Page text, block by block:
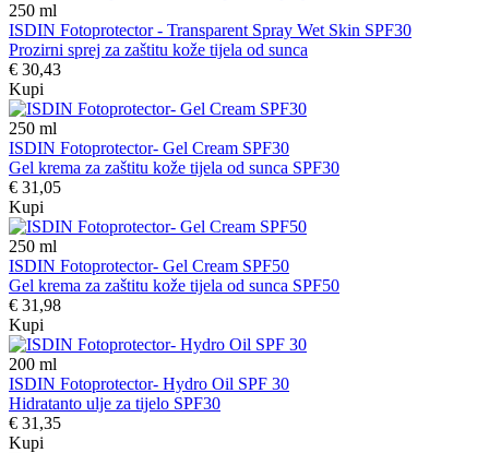
250 ml
ISDIN Fotoprotector - Transparent Spray Wet Skin SPF30
Prozirni sprej za zaštitu kože tijela od sunca
€ 30,43
Kupi
250 ml
ISDIN Fotoprotector- Gel Cream SPF30
Gel krema za zaštitu kože tijela od sunca SPF30
€ 31,05
Kupi
250 ml
ISDIN Fotoprotector- Gel Cream SPF50
Gel krema za zaštitu kože tijela od sunca SPF50
€ 31,98
Kupi
200 ml
ISDIN Fotoprotector- Hydro Oil SPF 30
Hidratanto ulje za tijelo SPF30
€ 31,35
Kupi